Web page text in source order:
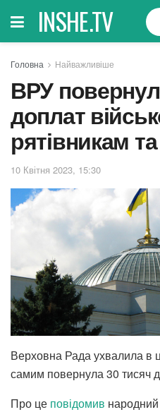
INSHE.TV
Головна Найважливіше
ВРУ
доплат
рятівникам та
10 Квітня 2023, 15:30
Верховна Рада ухвалила в
самим повернула 30 тисяч
Про це повідомив народний